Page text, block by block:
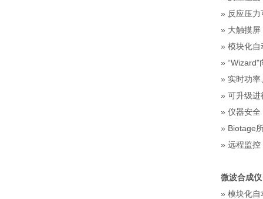
» 反应压
» 大触摸屏
» 模块化自
» “Wizard"
» 实时功率
» 可升级进
» 仪器安全
» Biotage
» 远程监控
微波合成
» 模块化自